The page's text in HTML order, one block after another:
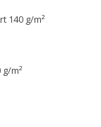
140 g/m²
m²